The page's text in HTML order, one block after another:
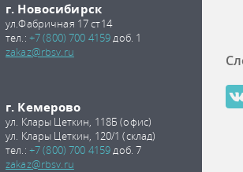
г. Новосибирск
ул.Фабричная 17 ст14
тел.: +7 (800) 700 4159доб. 1
zakaz@rbsv.ru
г. Кемерово
ул. Клары Цеткин, 118Б (офис)
ул. Клары Цеткин, 120/1 (склад)
тел.: +7 (800) 700 4159доб. 7
zakaz@rbsv.ru